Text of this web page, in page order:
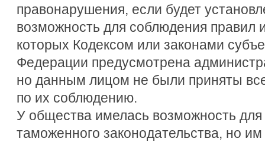
правонарушения, если будет
возможность для соблюдения правил
которых Кодексом или законами
Федерации предусмотрена
но данным лицом не были приняты
по их соблюдению.
У общества имелась возможность
таможенного законодательства, но